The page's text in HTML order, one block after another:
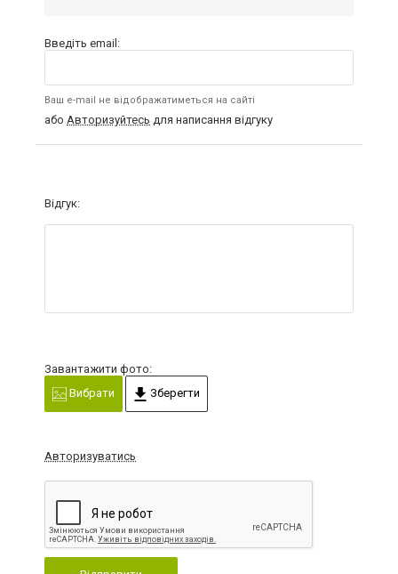
Введіть email:
Ваш e-mail не відображатиметься на сайті
або Авторизуйтесь для написання відгуку
Відгук:
Завантажити фото:
Вибрати
Зберегти
Авторизуватись